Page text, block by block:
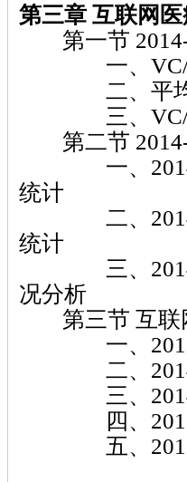
第三章 互联网
第一节 2014-
一、VC/PE
二、平均单
三、VC/PE
第二节 2014-
一、2014-
统计
二、2014-
统计
三、2014-
况分析
第三节 互联
一、2017-
二、2014-
三、2014-
四、2017-
五、2017-